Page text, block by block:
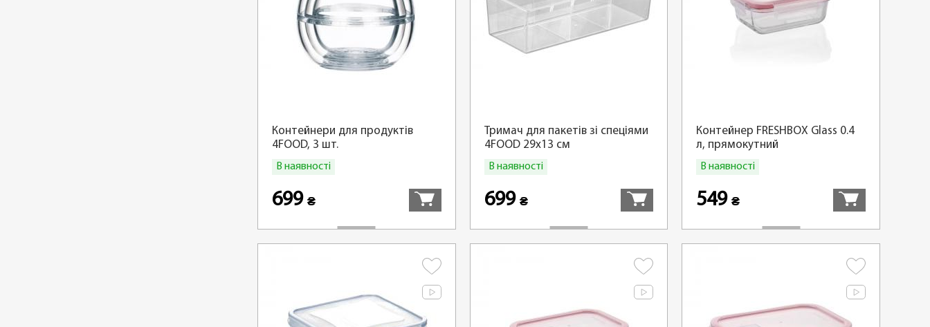
Контейнери для продуктів
4FOOD, 3 шт.
В наявності
699 ₴
Тримач для пакетів зі спеціями
4FOOD 29x13 см
В наявності
699 ₴
Контейнер FRESHBOX Glass 0.4
л, прямокутний
В наявності
549₴